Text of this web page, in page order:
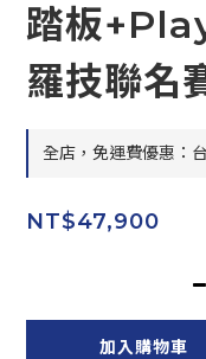
踏板
羅技聯名
全店，免運費優惠：
NT$47,900
加入購物車